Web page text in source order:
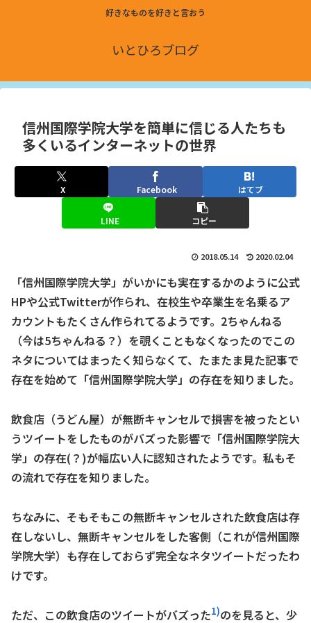
好きなものを好きと言おう
いとひろブログ
信州国際学院大学を簡単に信じる人たちも
多くいるインターネットの世界
X Facebook はてブ
LINE コピー
2018.05.14 2020.02.04
「信州国際学院大学」がいかにも実在するかのように公式
HPや公式Twitterが作られ、在校生や卒業生を名乗るア
カウントもたくさん作られてるようです。2ちゃんねる
（今は5ちゃんねる？）を覗くこともなくなったのでこの
ネタについてはまったく知らなくて、たまたま見た記事で
存在を始めて「信州国際学院大学」の存在を知りました。
飲食店（うどん屋）が無断キャンセルで損害を被ったとい
うツイートをしたものがバズった影響で「信州国際学院大
学」の存在(？)が幅広い人に認知されたようです。私もそ
の流れで存在を知りました。
ちなみに、そもそもこの無断キャンセルされた飲食店は存
在しないし、無断キャンセルをした客側（これが信州国際
学院大学）も存在しておらず完全なネタツイートだったわ
けです。
ただ、この飲食店のツイートがバズった1)のを見ると、少